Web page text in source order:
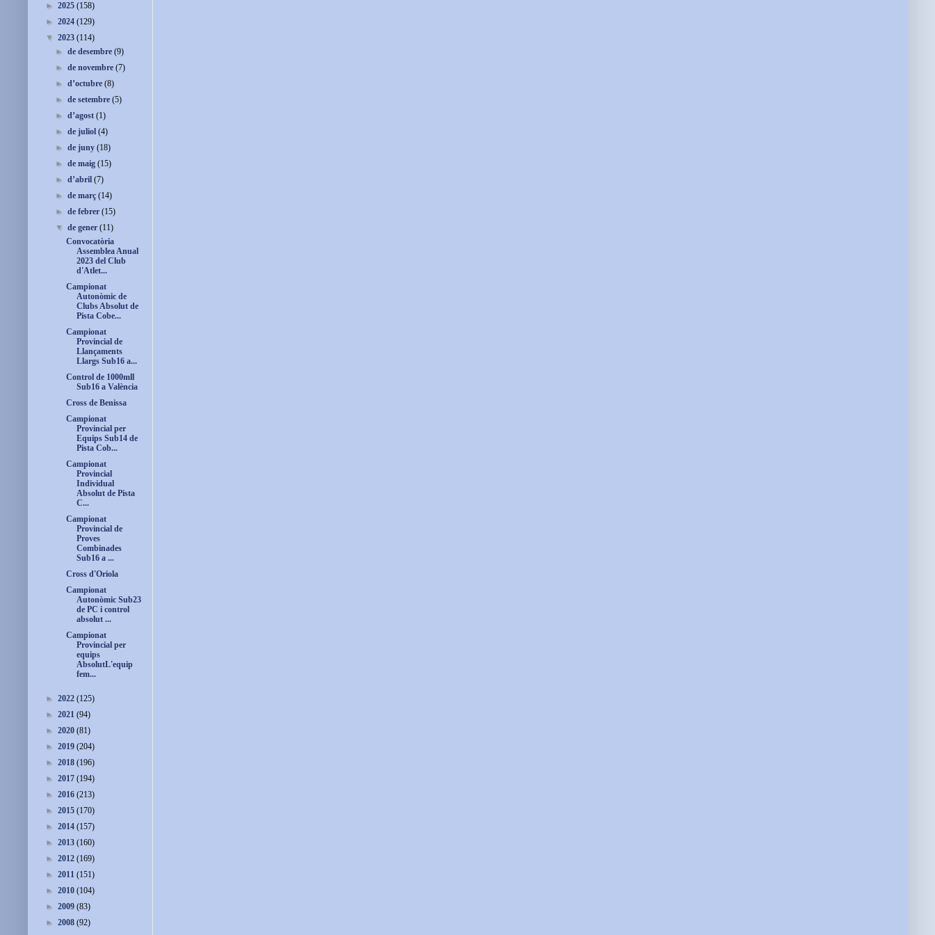
► 2025 (158)
► 2024 (129)
▼ 2023 (114)
►de desembre(9)
►de novembre(7)
►d’octubre(8)
►de setembre(5)
►d’agost(1)
►de juliol(4)
►de juny(18)
►de maig(15)
►d’abril(7)
►de març(14)
►de febrer(15)
▼de gener(11)
Convocatòria
Assemblea Anual
2023 del Club
d'Atlet...
Campionat
Autonòmic de
Clubs Absolut de
Pista Cobe...
Campionat
Provincial de
Llançaments
Llargs Sub16 a...
Control de 1000mll
Sub16 a València
Cross de Benissa
Campionat
Provincial per
Equips Sub14 de
Pista Cob...
Campionat
Provincial
Individual
Absolut de Pista
C...
Campionat
Provincial de
Proves
Combinades
Sub16 a ...
Cross d'Oriola
Campionat
Autonòmic Sub23
de PC i control
absolut ...
Campionat
Provincial per
equips
AbsolutL'equip
fem...
► 2022 (125)
► 2021 (94)
► 2020 (81)
► 2019 (204)
► 2018 (196)
► 2017 (194)
► 2016 (213)
► 2015 (170)
► 2014 (157)
► 2013 (160)
► 2012 (169)
► 2011 (151)
► 2010 (104)
► 2009 (83)
► 2008 (92)